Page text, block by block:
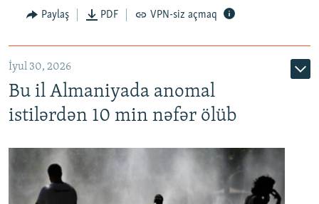
Paylaş PDF VPN-siz açmaq
İyul 30, 2026
Bu il Almaniyada anomal
istilərdən 10 min nəfər ölüb